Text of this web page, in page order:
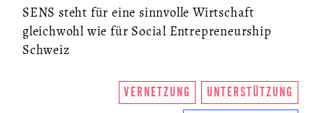
SENS steht für eine sinnvolle Wirtschaft
gleichwohl wie für Social Entrepreneurship
Schweiz
VERNETZUNG UNTERSTÜTZUNG